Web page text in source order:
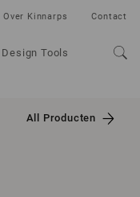
Design Tools
Over Kinnarps Contact
All Producten